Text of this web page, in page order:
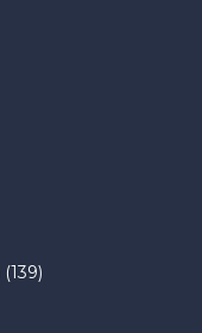
(139)